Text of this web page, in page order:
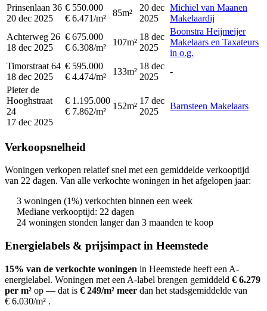
Prinsenlaan 36
20 dec 2025
€ 550.000
€ 6.471/m²
85m²
20 dec
2025
Michiel van Maanen
Makelaardij
Achterweg 26
18 dec 2025
€ 675.000
€ 6.308/m²
107m²
18 dec
2025
Boonstra Heijmeijer
Makelaars en Taxateurs
in o.g.
Timorstraat 64
18 dec 2025
€ 595.000
€ 4.474/m²
133m²
18 dec
2025
-
Pieter de
Hooghstraat
24
17 dec 2025
€ 1.195.000
€ 7.862/m²
152m²
17 dec
2025
Barnsteen Makelaars
Verkoopsnelheid
Woningen verkopen relatief snel met een gemiddelde verkooptijd
van 22 dagen. Van alle verkochte woningen in het afgelopen jaar:
3 woningen (1%) verkochten binnen een week
Mediane verkooptijd: 22 dagen
24 woningen stonden langer dan 3 maanden te koop
Energielabels & prijsimpact in Heemstede
15% van de verkochte woningen in Heemstede heeft een A-
energielabel. Woningen met een A-label brengen gemiddeld € 6.279
per m² op — dat is € 249/m² meer dan het stadsgemiddelde van
€ 6.030/m² .